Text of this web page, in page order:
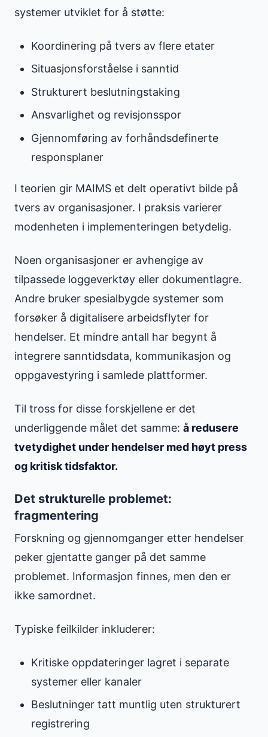
systemer utviklet for å støtte:
Koordinering på tvers av flere etater
Situasjonsforståelse i sanntid
Strukturert beslutningstaking
Ansvarlighet og revisjonsspor
Gjennomføring av forhåndsdefinerte
responsplaner
I teorien gir MAIMS et delt operativt bilde på
tvers av organisasjoner. I praksis varierer
modenheten i implementeringen betydelig.
Noen organisasjoner er avhengige av
tilpassede loggeverktøy eller dokumentlagre.
Andre bruker spesialbygde systemer som
forsøker å digitalisere arbeidsflyter for
hendelser. Et mindre antall har begynt å
integrere sanntidsdata, kommunikasjon og
oppgavestyring i samlede plattformer.
Til tross for disse forskjellene er det
underliggende målet det samme: å redusere
tvetydighet under hendelser med høyt press
og kritisk tidsfaktor.
Det strukturelle problemet:
fragmentering
Forskning og gjennomganger etter hendelser
peker gjentatte ganger på det samme
problemet. Informasjon finnes, men den er
ikke samordnet.
Typiske feilkilder inkluderer:
Kritiske oppdateringer lagret i separate
systemer eller kanaler
Beslutninger tatt muntlig uten strukturert
registrering